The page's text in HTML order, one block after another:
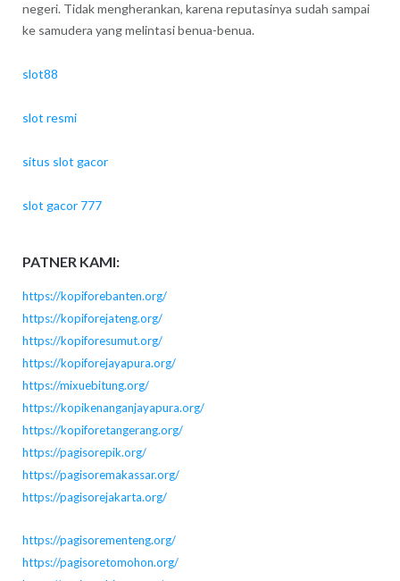
negeri. Tidak mengherankan, karena reputasinya sudah sampai
ke samudera yang melintasi benua-benua.
slot88
slot resmi
situs slot gacor
slot gacor 777
PATNER KAMI:
https://kopiforebanten.org/
https://kopiforejateng.org/
https://kopiforesumut.org/
https://kopiforejayapura.org/
https://mixuebitung.org/
https://kopikenanganjayapura.org/
https://kopiforetangerang.org/
https://pagisorepik.org/
https://pagisoremakassar.org/
https://pagisorejakarta.org/
https://pagisorementeng.org/
https://pagisoretomohon.org/